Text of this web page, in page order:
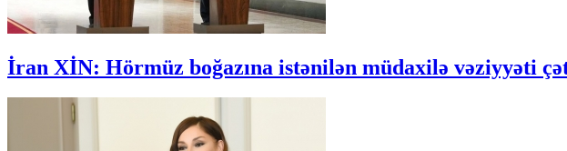
İran XİN: Hörmüz boğazına istənilən müdaxilə vəziyyəti